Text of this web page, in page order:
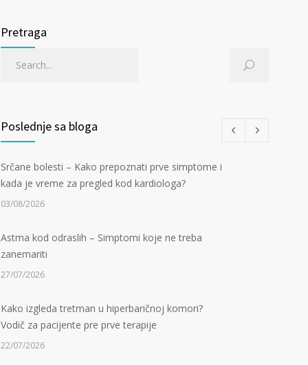
Pretraga
Poslednje sa bloga
Srčane bolesti – Kako prepoznati prve simptome i
kada je vreme za pregled kod kardiologa?
03/08/2026
Astma kod odraslih – Simptomi koje ne treba
zanemariti
27/07/2026
Kako izgleda tretman u hiperbaričnoj komori?
Vodič za pacijente pre prve terapije
22/07/2026